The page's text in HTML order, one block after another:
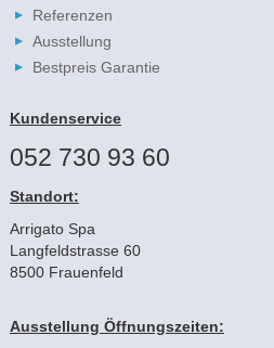
Referenzen
Ausstellung
Bestpreis Garantie
Kundenservice
052 730 93 60
Standort:
Arrigato Spa
Langfeldstrasse 60
8500 Frauenfeld
Ausstellung Öffnungszeiten: